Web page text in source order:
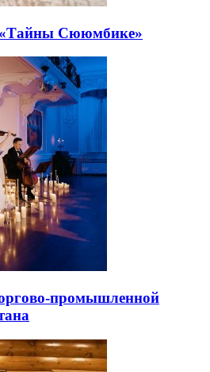
«Тайны Сююмбике»
промышленной